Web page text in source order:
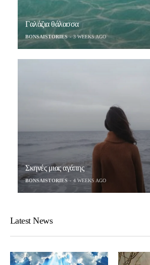
Γαλάζια θάλασσα
BONSAISTORIES 3 WEEKS AGO
Σκηνές μιας αγάπης
BONSAISTORIES 4 WEEKS AGO
Latest News